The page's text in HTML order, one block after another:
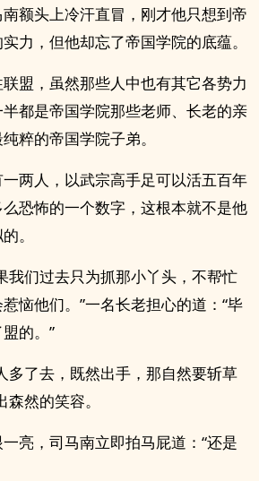
额头上冷汗直冒，刚才他只想到帝
力，但他却忘了帝国学院的底蕴。
盟，虽然那些人中也有其它各势力
都是帝国学院那些老师、长老的亲
粹的帝国学院子弟。
两人，以武宗高手足可以活五百年
恐怖的一个数字，这根本就不是他
。
我们过去只为抓那小丫头，不帮忙
恼他们。”一名长老担心的道：“毕
的。”
多了去，既然出手，那自然要斩草
然的笑容。
亮，司马南立即拍马屁道：“还是